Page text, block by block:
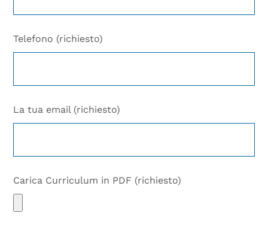
Telefono (richiesto)
La tua email (richiesto)
Carica Curriculum in PDF (richiesto)